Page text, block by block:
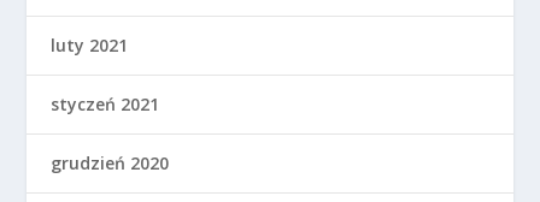
luty 2021
styczeń 2021
grudzień 2020